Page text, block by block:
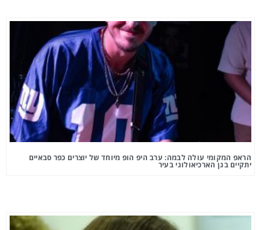
הראפ המקומי עולה לבמה: ערב היפ הופ מיוחד של יוצרים כפר סבאיים
יתקיים בגן הארכיאולוגי בעיר